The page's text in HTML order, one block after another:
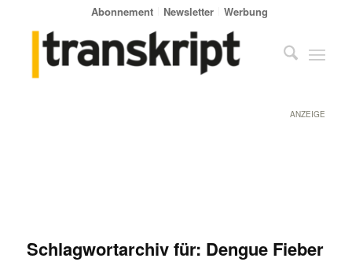
Abonnement Newsletter Werbung
ANZEIGE
Schlagwortarchiv für: Dengue Fieber